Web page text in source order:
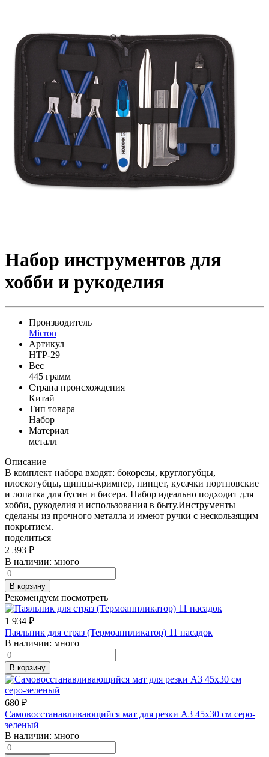
Набор инструментов для
хобби и рукоделия
Производитель
Micron
Артикул
HTP-29
Вес
445 грамм
Страна происхождения
Китай
Тип товара
Набор
Материал
металл
Описание
В комплект набора входят: бокорезы, круглогубцы,
плоскогубцы, щипцы-кримпер, пинцет, кусачки портновские
и лопатка для бусин и бисера. Набор идеально подходит для
хобби, рукоделия и использования в быту.Инструменты
сделаны из прочного металла и имеют ручки с нескользящим
покрытием.
поделиться
2 393 ₽
В наличии: много
В корзину
Рекомендуем посмотреть
1 934 ₽
Паяльник для страз (Термоаппликатор) 11 насадок
В наличии: много
В корзину
680 ₽
Самовосстанавливающийся мат для резки А3 45х30 см серо-
зеленый
В наличии: много